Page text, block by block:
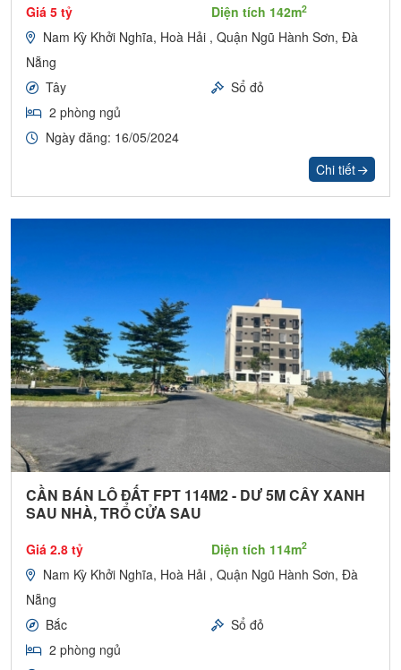
Giá 5 tỷ Diện tích 142m2
Nam Kỳ Khởi Nghĩa, Hoà Hải , Quận Ngũ Hành Sơn, Đà
Nẵng
Tây
Sổ đỏ
2 phòng ngủ
Ngày đăng: 16/05/2024
Chi tiết
CẦN BÁN LÔ ĐẤT FPT 114M2 - DƯ 5M CÂY XANH
SAU NHÀ, TRỔ CỬA SAU
Giá 2.8 tỷ Diện tích 114m2
Nam Kỳ Khởi Nghĩa, Hoà Hải , Quận Ngũ Hành Sơn, Đà
Nẵng
Bắc
Sổ đỏ
2 phòng ngủ